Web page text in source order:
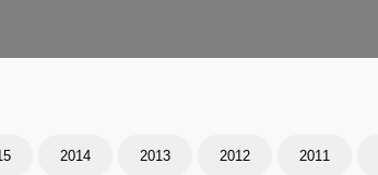
2014 2013 2012 2011